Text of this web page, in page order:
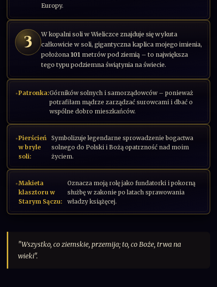
Europy.
3
W kopalni soli w Wieliczce znajduje się wykuta
całkowicie w soli, gigantyczna kaplica mojego imienia,
położona 101 metrów pod ziemią – to największa
tego typu podziemna świątynia na świecie.
Patronka:Górników solnych i samorządowców – ponieważ
potrafiłam mądrze zarządzać surowcami i dbać o
wspólne dobro mieszkańców.
Pierścień
w bryle
soli:
Symbolizuje legendarne sprowadzenie bogactwa
solnego do Polski i Bożą opatrzność nad moim
życiem.
Makieta
klasztoru w
Starym Sączu:
Oznacza moją rolę jako fundatorki i pokorną
służbę w zakonie po latach sprawowania
władzy książęcej.
"Wszystko, co ziemskie, przemija; to, co Boże, trwa na
wieki".